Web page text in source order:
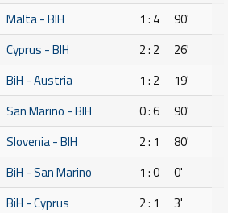
Malta - BIH 1 : 4
90'
Cyprus - BIH 2 : 2
26'
BiH - Austria 1 : 2
19'
San Marino - BIH 0 : 6
90'
Slovenia - BIH 2 : 1
80'
BiH - San Marino 1 : 0
0'
BiH - Cyprus 2 : 1
3'